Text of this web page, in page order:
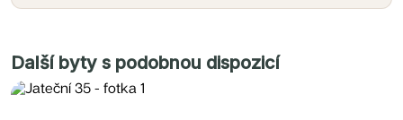
Další byty s podobnou dispozicí